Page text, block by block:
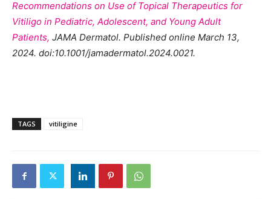
Recommendations on Use of Topical Therapeutics for
Vitiligo in Pediatric, Adolescent, and Young Adult
Patients, JAMA Dermatol. Published online March 13,
2024. doi:10.1001/jamadermatol.2024.0021.
TAGS vitiligine